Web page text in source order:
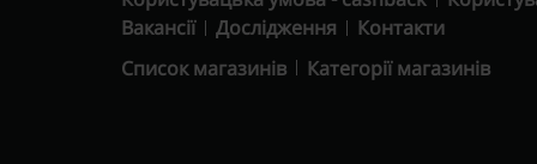
Вакансії
Дослідження
Контакти
Список магазинів
Категорії магазинів